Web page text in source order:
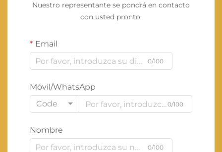
Nuestro representante se pondrá en contacto
con usted pronto.
Email
0/100
Móvil/WhatsApp
Code
0/100
Nombre
0/100